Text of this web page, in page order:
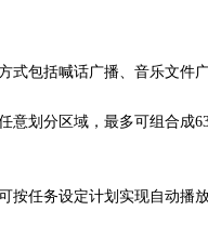
式包括喊话广播、音乐文件
意划分区域，最多可组合成
按任务设定计划实现自动播